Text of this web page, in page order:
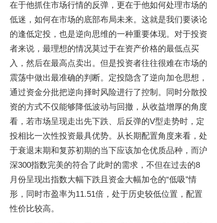
在于他抓住市场行情的反弹，更在于他如何处理市场的
低迷，如何在市场的底部布局未来。这就是我们要谈论
的逢低定投，也是逆向思维的一种重要体现。对于投资
者来说，最理想的情况莫过于在资产价格的最低点买
入，然后在最高点卖出。但是投资者往往很难在市场的
震荡中做出最准确的判断。定投隐含了逆向加仓思想，
通过资金分批把逆向择时风险进行了控制。同时分散投
资的方式不仅能够降低波动与回撤，从收益增厚的角度
看，若市场呈现走出先下跌、后反弹的V型走势时，定
投相比一次性投资最具优势。从长期配置角度来看，处
于衰退末期和复苏初期的当下应该加仓优质品种，而沪
深300指数完美的符合了此时的需求，不但在过去的8
月份呈现出指数大幅下跌且资金大幅加仓的“低吸”情
形，同时市盈率为11.51倍，处于历史较低位置，配置
性价比较高。